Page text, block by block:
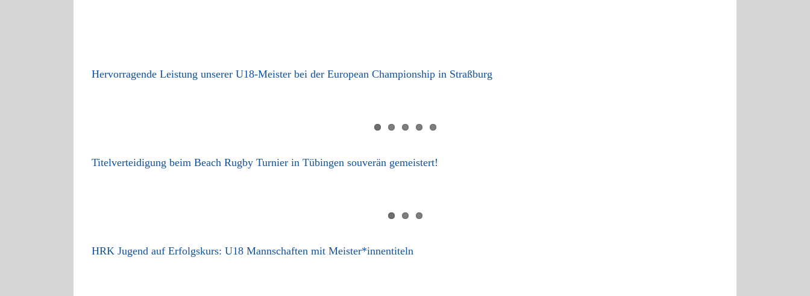
Hervorragende Leistung unserer U18-Meister bei der European Championship in Straßburg
Titelverteidigung beim Beach Rugby Turnier in Tübingen souverän gemeistert!
HRK Jugend auf Erfolgskurs: U18 Mannschaften mit Meister*innentiteln